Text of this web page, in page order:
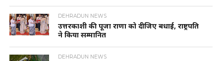
DEHRADUN NEWS
उत्तरकाशी की पूजा राणा को दीजिए बधाई, राष्ट्रपति
ने किया सम्मानित
DEHRADUN NEWS